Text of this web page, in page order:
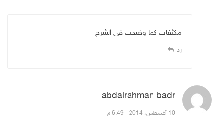
مكثفات كما وضحت فى الشرح
رد
abdalrahman badr
10 أغسطس، 2014 - 6:49 م